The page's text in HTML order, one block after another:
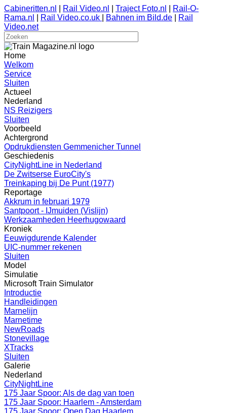
Cabineritten.nl Rail Video.nl Traject Foto.nl
Rail-O-
Rama.nl
Rail Video.co.uk Bahnen im Bild.de
Rail
Video.net
Home
Welkom
Service
Sluiten
Actueel
Nederland
NS Reizigers
Sluiten
Voorbeeld
Achtergrond
Opdrukdiensten Gemmenicher Tunnel
Geschiedenis
CityNightLine in Nederland
De Zwitserse EuroCity's
Treinkaping bij De Punt (1977)
Reportage
Akkrum in februari 1979
Santpoort - IJmuiden (Vislijn)
Werkzaamheden Heerhugowaard
Kroniek
Eeuwigdurende Kalender
UIC-nummer rekenen
Sluiten
Model
Simulatie
Microsoft Train Simulator
Introductie
Handleidingen
Marnelijn
Marnetime
NewRoads
Stonevillage
XTracks
Sluiten
Galerie
Nederland
CityNightLine
175 Jaar Spoor: Als de dag van toen
175 Jaar Spoor: Haarlem - Amsterdam
175 Jaar Spoor: Open Dag Haarlem